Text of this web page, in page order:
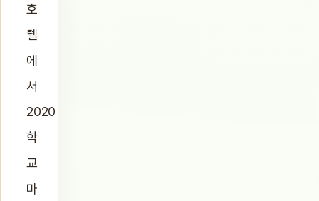
호
텔
에
서
2020
학
교
마